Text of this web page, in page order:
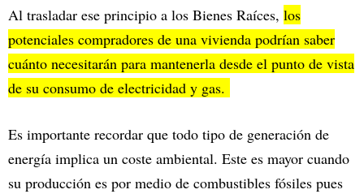
Al trasladar ese principio a los Bienes Raíces, los
potenciales compradores de una vivienda podrían saber
cuánto necesitarán para mantenerla desde el punto de vista
de su consumo de electricidad y gas.
Es importante recordar que todo tipo de generación de
energía implica un coste ambiental. Este es mayor cuando
su producción es por medio de combustibles fósiles pues